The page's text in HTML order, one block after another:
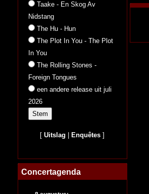
Taake - En Skog Av
Nidstang
The Hu - Hun
The Plot In You - The Plot
In You
The Rolling Stones -
Foreign Tongues
een andere release uit juli
2026
[Uitslag Enquêtes ]
Concertagenda